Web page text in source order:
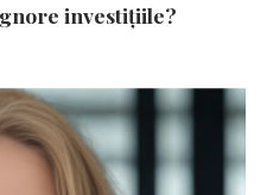
investițiile?